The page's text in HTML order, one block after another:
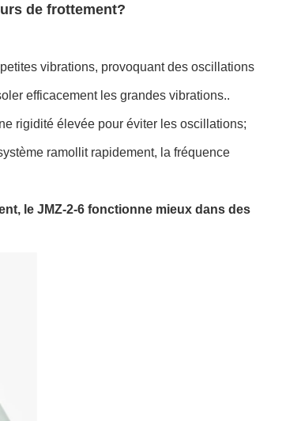
de frottement?
vibrations, provoquant des oscillations
efficacement les grandes vibrations..
rigidité élevée pour éviter les oscillations;
ramollit rapidement, la fréquence
le JMZ-2-6 fonctionne mieux dans des